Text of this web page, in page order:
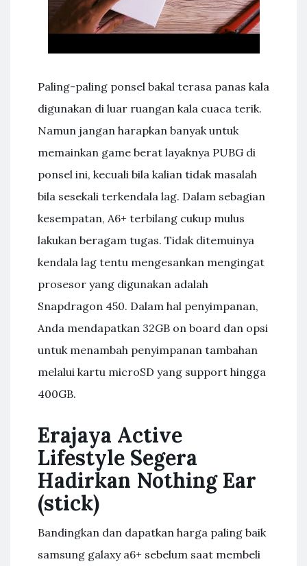
Paling-paling ponsel bakal terasa panas kala
digunakan di luar ruangan kala cuaca terik.
Namun jangan harapkan banyak untuk
memainkan game berat layaknya PUBG di
ponsel ini, kecuali bila kalian tidak masalah
bila sesekali terkendala lag. Dalam sebagian
kesempatan, A6+ terbilang cukup mulus
lakukan beragam tugas. Tidak ditemuinya
kendala lag tentu mengesankan mengingat
prosesor yang digunakan adalah
Snapdragon 450. Dalam hal penyimpanan,
Anda mendapatkan 32GB on board dan opsi
untuk menambah penyimpanan tambahan
melalui kartu microSD yang support hingga
400GB.
Erajaya Active
Lifestyle Segera
Hadirkan Nothing Ear
(stick)
Bandingkan dan dapatkan harga paling baik
samsung galaxy a6+ sebelum saat membeli